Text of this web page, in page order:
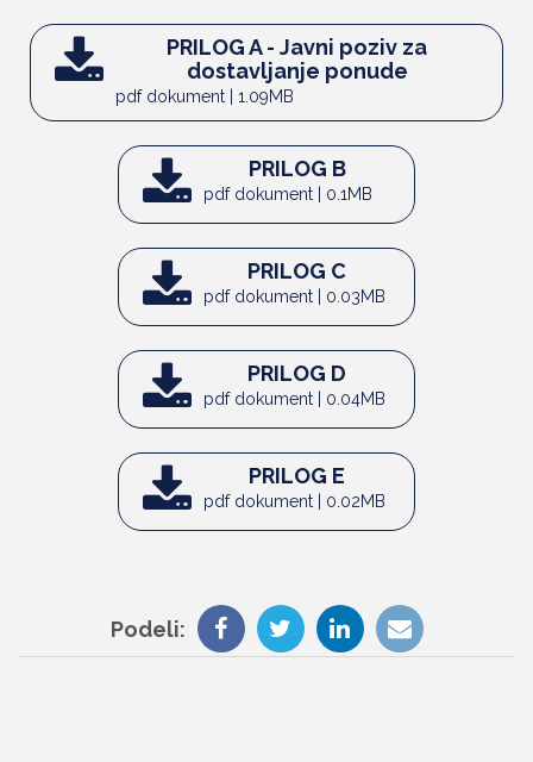
PRILOG A - Javni poziv za
dostavljanje ponude
pdf dokument | 1.09MB
PRILOG B
pdf dokument | 0.1MB
PRILOG C
pdf dokument | 0.03MB
PRILOG D
pdf dokument | 0.04MB
PRILOG E
pdf dokument | 0.02MB
Podeli: